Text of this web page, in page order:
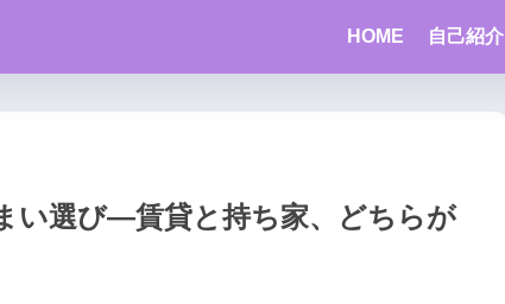
HOME 自己紹介
い選び―賃貸と持ち家、どちらが